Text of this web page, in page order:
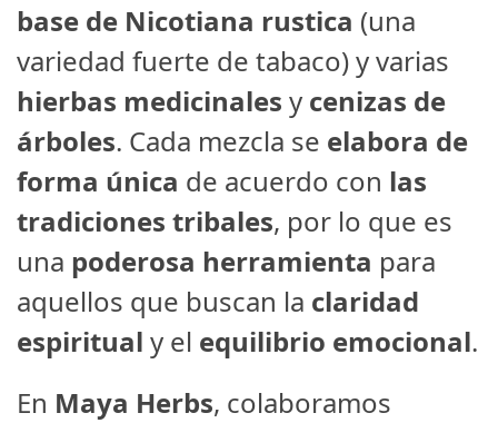
base de Nicotiana rustica (una
variedad fuerte de tabaco) y varias
hierbas medicinales y cenizas de
árboles. Cada mezcla se elabora de
forma única de acuerdo con las
tradiciones tribales, por lo que es
una poderosa herramienta para
aquellos que buscan la claridad
espiritual y el equilibrio emocional.
En Maya Herbs, colaboramos